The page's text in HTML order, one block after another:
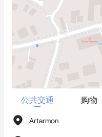
公共交通 购物
Artarmon